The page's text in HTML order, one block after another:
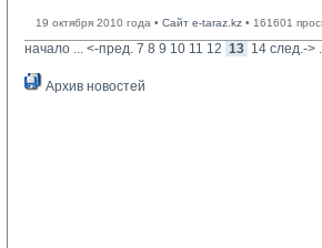
19 октября 2010 года • Сайт e-taraz.kz • 161601
начало ... <-пред. 7 8 9 10 11 12 13 14 след.->
Архив новостей